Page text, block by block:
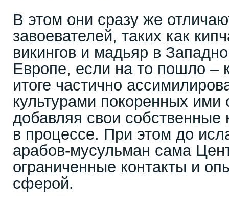
В этом они сразу же
завоевателей, таких как
викингов и мадьяр в
Европе, если на то пошло –
итоге частично
культурами покоренных ими
добавляя свои собственные
в процессе. При этом до
арабов-мусульман сама
ограниченные контакты и
сферой.